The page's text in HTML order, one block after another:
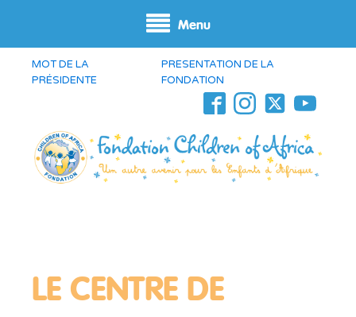
Menu
MOT DE LA
PRÉSIDENTE
PRESENTATION DE LA
FONDATION
LE CENTRE DE